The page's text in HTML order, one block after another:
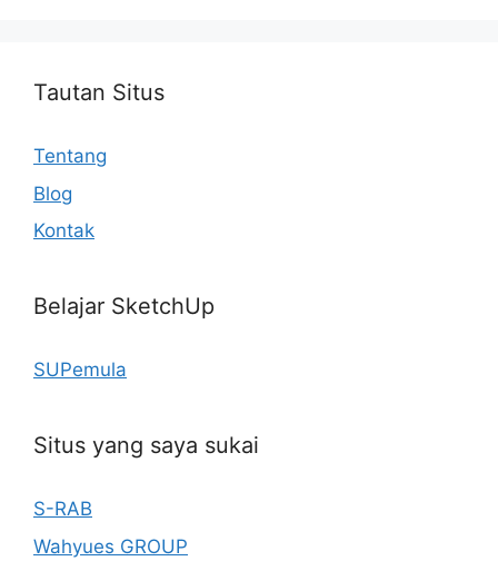
Tautan Situs
Tentang
Blog
Kontak
Belajar SketchUp
SUPemula
Situs yang saya sukai
S-RAB
Wahyues GROUP